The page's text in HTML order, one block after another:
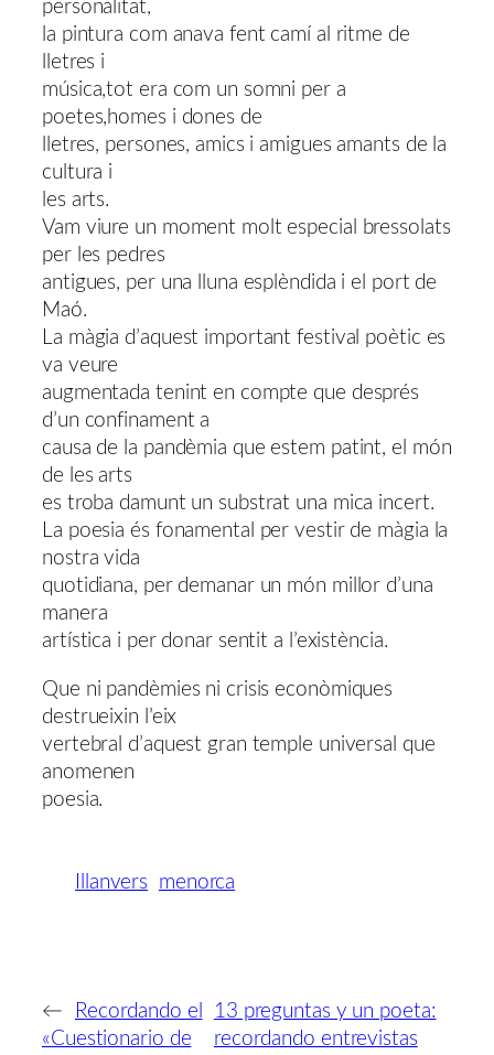
personalitat,
la pintura com anava fent camí al ritme de
lletres i
música,tot era com un somni per a
poetes,homes i dones de
lletres, persones, amics i amigues amants de la
cultura i
les arts.
Vam viure un moment molt especial bressolats
per les pedres
antigues, per una lluna esplèndida i el port de
Maó.
La màgia d’aquest important festival poètic es
va veure
augmentada tenint en compte que després
d’un confinament a
causa de la pandèmia que estem patint, el món
de les arts
es troba damunt un substrat una mica incert.
La poesia és fonamental per vestir de màgia la
nostra vida
quotidiana, per demanar un món millor d’una
manera
artística i per donar sentit a l’existència.
Que ni pandèmies ni crisis econòmiques
destrueixin l’eix
vertebral d’aquest gran temple universal que
anomenen
poesia.
Illanvers menorca
←
Recordando el
«Cuestionario de
13 preguntas y un poeta:
recordando entrevistas